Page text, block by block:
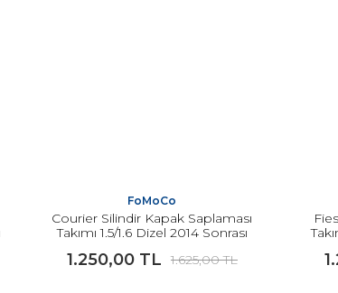
FoMoCo
Courier Silindir Kapak Saplaması
Takımı 1.5/1.6 Dizel 2014 Sonrası
1.250,00 TL 1.625,00 TL